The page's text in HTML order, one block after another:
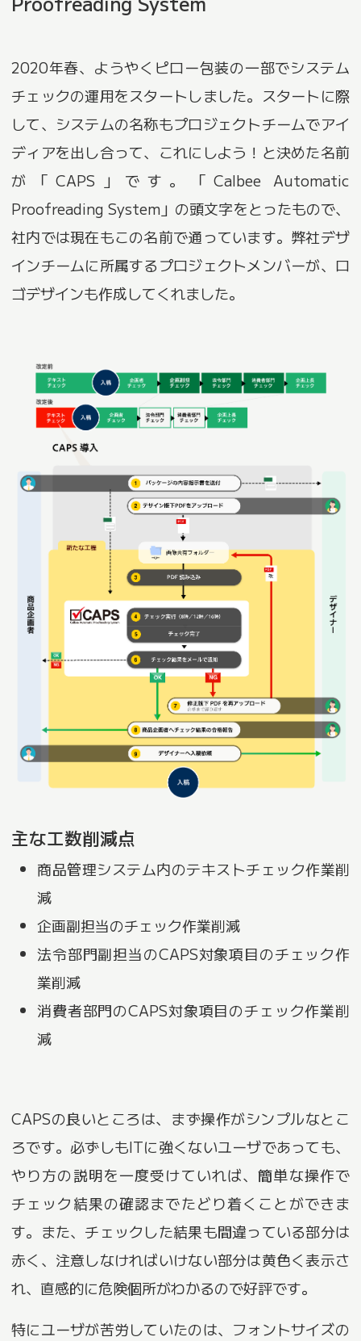
2020年春、ようやくピロー包装の一部でシステム
チェックの運用をスタートしました。スタートに際
して、システムの名称もプロジェクトチームでアイ
ディアを出し合って、これにしよう！と決めた名前
が「CAPS」です。「Calbee Automatic
Proofreading System」の頭文字をとったもので、
社内では現在もこの名前で通っています。弊社デザ
インチームに所属するプロジェクトメンバーが、ロ
ゴデザインも作成してくれました。
主な工数削減点
商品管理システム内のテキストチェック作業削
減
企画副担当のチェック作業削減
法令部門副担当のCAPS対象項目のチェック作
業削減
消費者部門のCAPS対象項目のチェック作業削
減
CAPSの良いところは、まず操作がシンプルなとこ
ろです。必ずしもITに強くないユーザであっても、
やり方の説明を一度受けていれば、簡単な操作で
チェック結果の確認までたどり着くことができま
す。また、チェックした結果も間違っている部分は
赤く、注意しなければいけない部分は黄色く表示さ
れ、直感的に危険個所がわかるので好評です。
特にユーザが苦労していたのは、フォントサイズの